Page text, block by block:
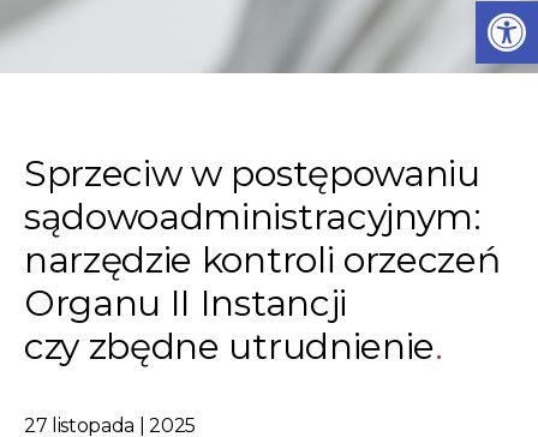
Sprzeciw w postępowaniu
sądowoadministracyjnym:
narzędzie kontroli orzeczeń
Organu II Instancji
czy zbędne utrudnienie
27 listopada | 2025